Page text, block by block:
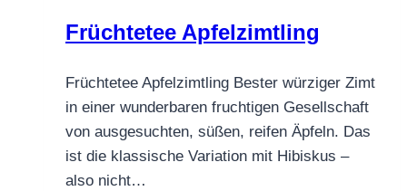
Früchtetee Apfelzimtling
Früchtetee Apfelzimtling Bester würziger Zimt
in einer wunderbaren fruchtigen Gesellschaft
von ausgesuchten, süßen, reifen Äpfeln. Das
ist die klassische Variation mit Hibiskus –
also nicht…